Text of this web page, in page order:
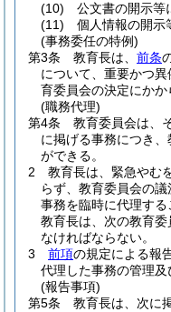
(10)
公文書の開示等
(11)
個人情報の開示
(事務委任の特例)
第3条
教育長は、 前条
について、重要かつ
育委員会の決定にかか
(職務代理)
第4条
教育委員会は、
に掲げる事務につき
ができる。
2
教育長は、緊急やむ
らず、教育委員会の議
事務を臨時に代理する
教育長は、次の教育
なければならない。
3
前項の規定による報
代理した事務の管理及
(報告事項)
第5条
教育長は、次に